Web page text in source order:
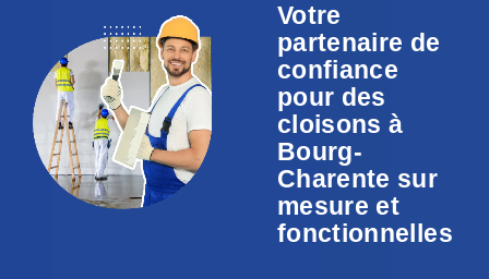
Votre
partenaire de
confiance
pour des
cloisons à
Bourg-
Charente sur
mesure et
fonctionnelles